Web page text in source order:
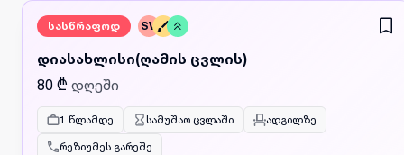
სასწრაფოდ SV
დიასახლისი(ღამის ცვლის)
80 ₾ დღეში
1 წლამდე სამუშაო ცვლაში
ადგილზე
რეზიუმეს გარეშე